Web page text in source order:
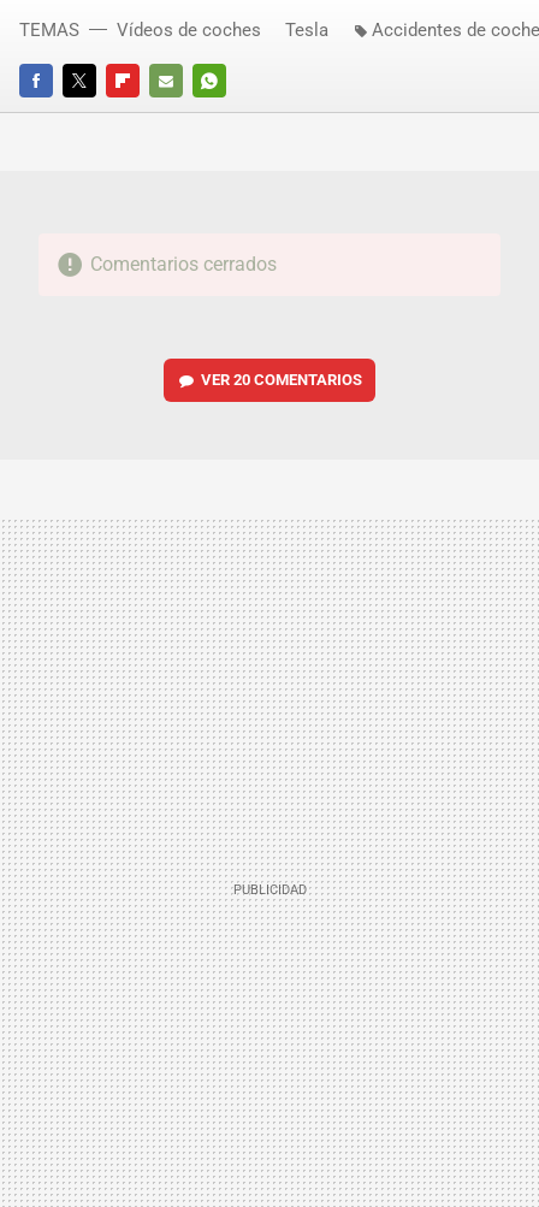
FACEBOOKTWITTERFLIPBOARD
E-
WHATSAPP
TEMAS Vídeos de coches Tesla Accidentes de
Comentarios cerrados
VER 20 COMENTARIOS